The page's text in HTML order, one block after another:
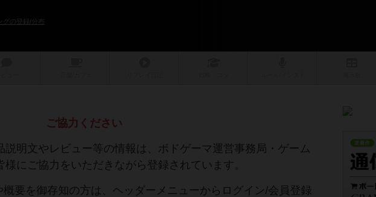
の登録/分布
ご協力ください
説明文やレビュー等の情報は、ボドゲーマ運営事務局・ゲーム
にご協力をいただきながら登録されています。
要を御存知の方は、ヘッダーメニューからログイン/会員登録